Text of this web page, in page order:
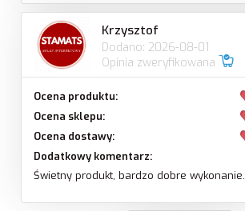
Krzysztof
Dodano: 2026-08-01
Opinia zweryfikowana
Ocena produktu:
Ocena sklepu:
Ocena dostawy:
Dodatkowy komentarz:
Świetny produkt, bardzo dobre wykonanie.